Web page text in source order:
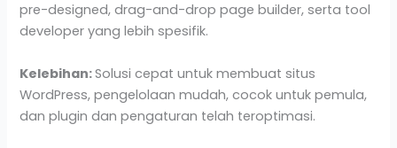
pre-designed, drag-and-drop page builder, serta tool
developer yang lebih spesifik.
Kelebihan:Solusi cepat untuk membuat situs
WordPress, pengelolaan mudah, cocok untuk pemula,
dan plugin dan pengaturan telah teroptimasi.